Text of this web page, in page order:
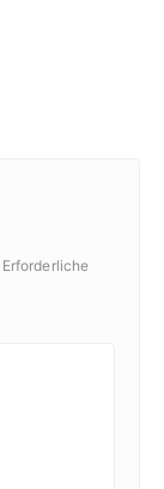
Erforderliche